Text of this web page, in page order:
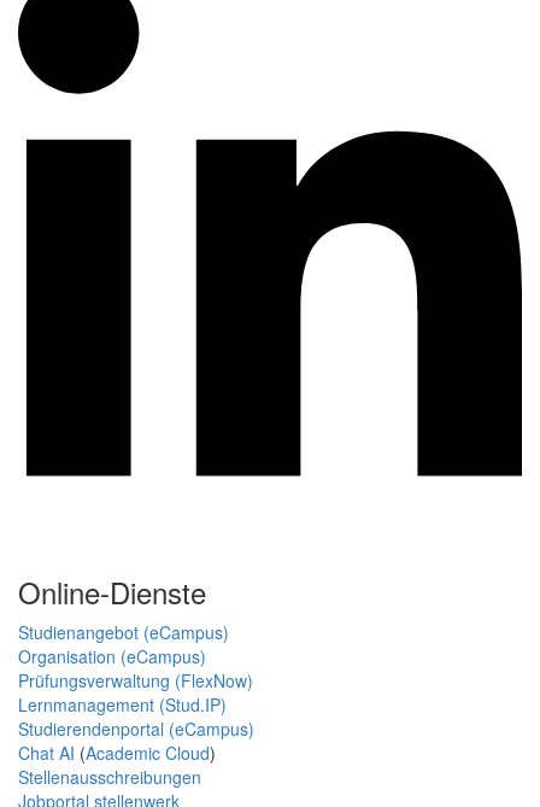
Online-Dienste
Studienangebot (eCampus)
Organisation (eCampus)
Prüfungsverwaltung (FlexNow)
Lernmanagement (Stud.IP)
Studierendenportal (eCampus)
Chat AI (Academic Cloud)
Stellenausschreibungen
Jobportal stellenwerk